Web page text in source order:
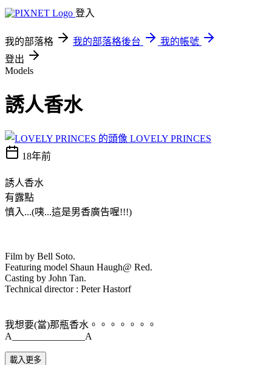
登入
我的部落格 我的部落格後台
我的帳號
登出
Models
誘人香水
LOVELY PRINCES
18年前
誘人香水
有露點
慎入...(咦...這是男香廣告喔!!!)
Film by Bell Soto.
Featuring model Shaun Haugh@ Red.
Casting by John Tan.
Technical director : Peter Hastorf
我想要(當)那瓶香水。。。。。。。
A_______________A
載入更多